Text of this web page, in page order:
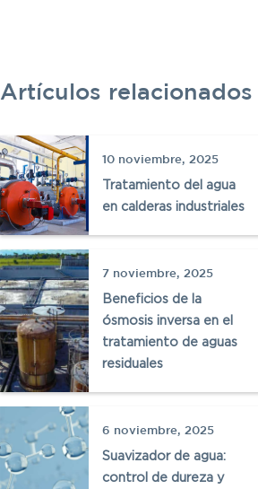
Artículos relacionados
10 noviembre, 2025
Tratamiento del agua
en calderas industriales
7 noviembre, 2025
Beneficios de la
ósmosis inversa en el
tratamiento de aguas
residuales
6 noviembre, 2025
Suavizador de agua:
control de dureza y